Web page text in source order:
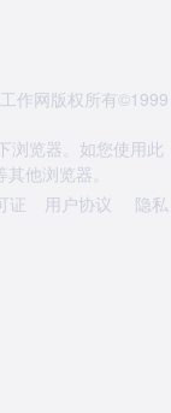
作网版权所有©1999
浏览器。如您使用此
他浏览器。
证 用户协议
隐私